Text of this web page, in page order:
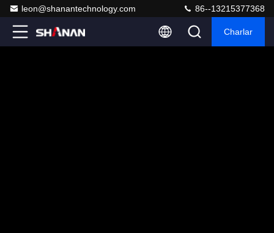
leon@shanantechnology.com 86--13215377368
Charlar